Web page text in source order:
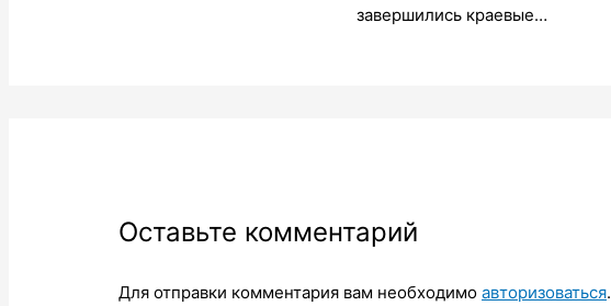
завершились краевые…
Оставьте комментарий
Для отправки комментария вам необходимоавторизоваться.